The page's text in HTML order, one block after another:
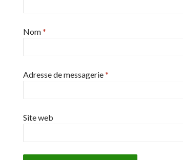
Nom*
Adresse de messagerie*
Site web